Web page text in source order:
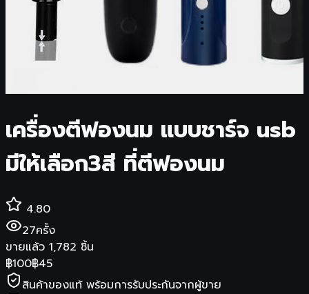
เครื่องตีฟองนม แบบชาร์จ usb
มีให้เลือก3สี ที่ตีฟองนม
4.80
27ครั้ง
ขายแล้ว 1,782 ชิ้น
฿100฿45
สินค้าของแท้ พร้อมการรับประกันจากผู้ขาย